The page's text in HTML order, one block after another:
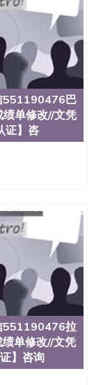
551190476巴
单修改//文凭
证】咨
551190476拉
单修改//文凭
】咨询